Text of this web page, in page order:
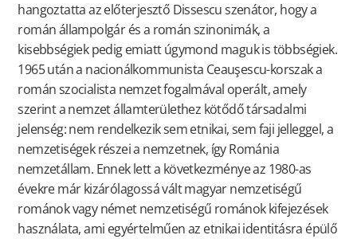
hangoztatta az előterjesztő Dissescu szenátor, hogy a
román állampolgár és a román szinonimák, a
kisebbségiek pedig emiatt úgymond maguk is többségiek.
1965 után a nacionálkommunista Ceauşescu-korszak a
román szocialista nemzet fogalmával operált, amely
szerint a nemzet államterülethez kötődő társadalmi
jelenség: nem rendelkezik sem etnikai, sem faji jelleggel, a
nemzetiségek részei a nemzetnek, így Románia
nemzetállam. Ennek lett a következménye az 1980-as
évekre már kizárólagossá vált magyar nemzetiségű
románok vagy német nemzetiségű románok kifejezések
használata, ami egyértelműen az etnikai identitásra épülő